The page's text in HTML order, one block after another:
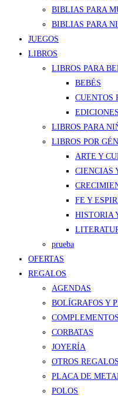
BIBLIAS PARA
BIBLIAS PARA
JUEGOS
LIBROS
LIBROS PARA
BEBÉS
CUENTOS
LIBROS PARA
LIBROS POR
ARTE Y
CIENCIAS
FE Y
HISTORIA
prueba
OFERTAS
REGALOS
AGENDAS
BOLÍGRAFOS Y
CORBATAS
JOYERÍA
OTROS REGALOS
PLACA DE
POLOS